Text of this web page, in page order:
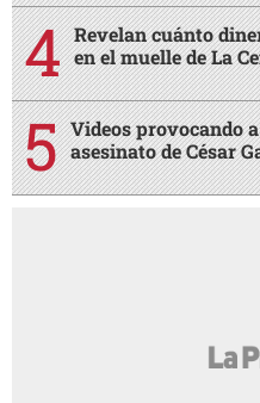
Revelan cuánto
en el muelle de La
Videos provocando
asesinato de César